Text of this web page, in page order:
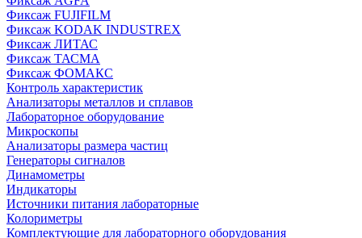
Фиксаж FUJIFILM
Фиксаж KODAK INDUSTREX
Фиксаж ЛИТАС
Фиксаж ТАСМА
Фиксаж ФОМАКС
Контроль характеристик
Анализаторы металлов и сплавов
Лабораторное оборудование
Микроскопы
Анализаторы размера частиц
Генераторы сигналов
Динамометры
Индикаторы
Источники питания лабораторные
Колориметры
Комплектующие для лабораторного оборудования